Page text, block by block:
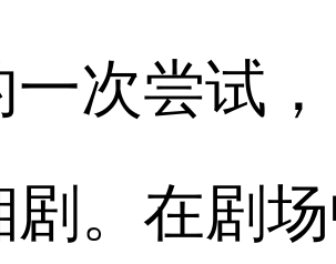
一次尝试
剧。在剧